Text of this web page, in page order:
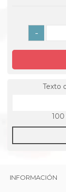
-
Texto
100
INFORMACIÓN